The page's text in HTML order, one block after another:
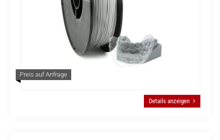
Preis auf Anfrage
Details anzeigen